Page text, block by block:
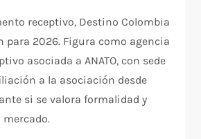
receptivo, Destino Colombia
para 2026. Figura como agencia
asociada a ANATO, con sede
a la asociación desde
si se valora formalidad y